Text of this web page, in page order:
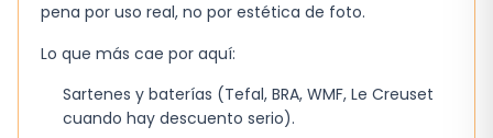
Sin temporizador: el usuario controla el
tiempo de cocción.
Capacidad limitada a 2 sándwiches
simultáneos.
pena por uso real, no por estética de foto.
Lo que más cae por aquí:
Sartenes y baterías (Tefal, BRA, WMF, Le Creuset
cuando hay descuento serio).